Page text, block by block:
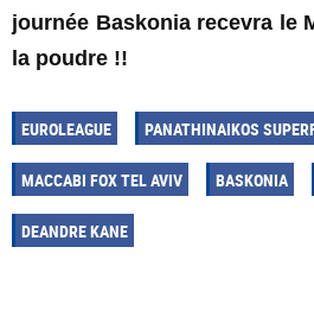
journée Baskonia recevra le
la poudre !!
EUROLEAGUE PANATHINAIKOS
MACCABI FOX TEL AVIV BASKONIA
DEANDRE KANE